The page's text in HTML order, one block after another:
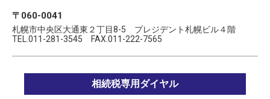
〒060-0041
札幌市中央区大通東２丁目8-5 プレジデント札幌ビル４階
TEL.011-281-3545 FAX.011-222-7565
相続税専用ダイヤル